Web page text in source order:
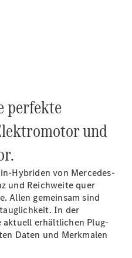
perfekte
und
Hybriden von Mercedes-
und Reichweite quer
Allen gemeinsam sind
In der
erhältlichen Plug-
Daten und Merkmalen